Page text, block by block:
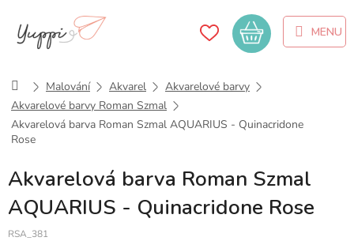
obsah
Nákupní
košík
DomůMalování Akvarel
Akvarelové barvy
Akvarelové barvy Roman Szmal
Akvarelová barva Roman Szmal AQUARIUS - Quinacridone
Rose
Akvarelová barva Roman Szmal
AQUARIUS - Quinacridone Rose
RSA_381